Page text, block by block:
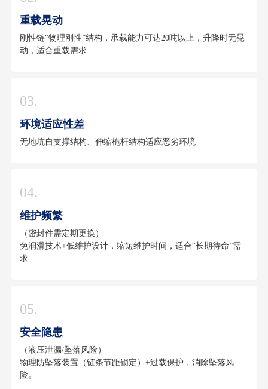
重载晃动
刚性链“物理刚性”结构，承载能力可达20吨以上，升降时无晃
动，适合重载需求
03.
环境适应性差
无地坑自支撑结构、伸缩桅杆结构适应恶劣环境
04.
维护频繁
（密封件需定期更换）
免润滑技术+低维护设计，缩短维护时间，适合“长期待命”需
求
05.
安全隐患
（液压泄漏/坠落风险）
物理防坠落装置（链条节距锁定）+过载保护，消除坠落风
险。